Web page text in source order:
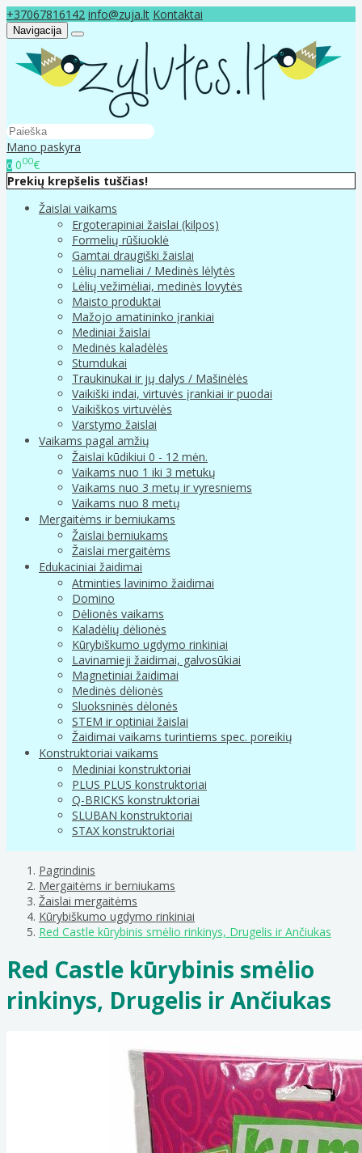
+37067816142 info@zuja.lt Kontaktai
Navigacija
Mano paskyra
0 000€
Prekių krepšelis tuščias!
Žaislai vaikams
Ergoterapiniai žaislai (kilpos)
Formelių rūšiuoklė
Gamtai draugiški žaislai
Lėlių nameliai / Medinės lėlytės
Lėlių vežimėliai, medinės lovytės
Maisto produktai
Mažojo amatininko įrankiai
Mediniai žaislai
Medinės kaladėlės
Stumdukai
Traukinukai ir jų dalys / Mašinėlės
Vaikiški indai, virtuvės įrankiai ir puodai
Vaikiškos virtuvėlės
Varstymo žaislai
Vaikams pagal amžių
Žaislai kūdikiui 0 - 12 mėn.
Vaikams nuo 1 iki 3 metukų
Vaikams nuo 3 metų ir vyresniems
Vaikams nuo 8 metų
Mergaitėms ir berniukams
Žaislai berniukams
Žaislai mergaitėms
Edukaciniai žaidimai
Atminties lavinimo žaidimai
Domino
Dėlionės vaikams
Kaladėlių dėlionės
Kūrybiškumo ugdymo rinkiniai
Lavinamieji žaidimai, galvosūkiai
Magnetiniai žaidimai
Medinės dėlionės
Sluoksninės dėlonės
STEM ir optiniai žaislai
Žaidimai vaikams turintiems spec. poreikių
Konstruktoriai vaikams
Mediniai konstruktoriai
PLUS PLUS konstruktoriai
Q-BRICKS konstruktoriai
SLUBAN konstruktoriai
STAX konstruktoriai
Pagrindinis
Mergaitėms ir berniukams
Žaislai mergaitėms
Kūrybiškumo ugdymo rinkiniai
Red Castle kūrybinis smėlio rinkinys, Drugelis ir Ančiukas
Red Castle kūrybinis smėlio
rinkinys, Drugelis ir Ančiukas